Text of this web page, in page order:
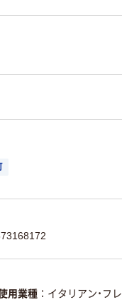
用業種
イタリアン・フレ